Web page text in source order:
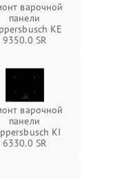
варочной
панели
KE
9350.0 SR
варочной
панели
KI
6330.0 SR